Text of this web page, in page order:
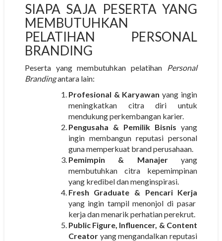
SIAPA SAJA PESERTA YANG
MEMBUTUHKAN
PELATIHAN PERSONAL
BRANDING
Peserta yang membutuhkan pelatihan
Personal
Brandingantara lain:
Profesional & Karyawan yang ingin
meningkatkan citra diri untuk
mendukung perkembangan karier.
Pengusaha & Pemilik Bisnis yang
ingin membangun reputasi personal
guna memperkuat brand perusahaan.
Pemimpin & Manajeryang
membutuhkan citra kepemimpinan
yang kredibel dan menginspirasi.
Fresh Graduate & Pencari Kerja
yang ingin tampil menonjol di pasar
kerja dan menarik perhatian perekrut.
Public Figure, Influencer, & Content
Creatoryang mengandalkan reputasi